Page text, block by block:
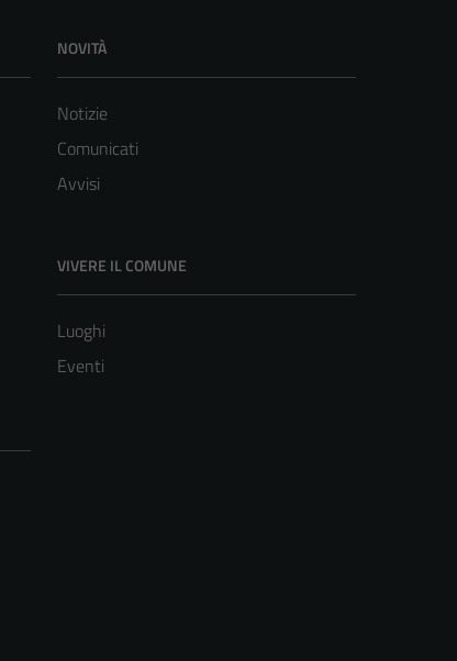
NOVITÀ
Notizie
Comunicati
Avvisi
VIVERE IL COMUNE
Luoghi
Eventi